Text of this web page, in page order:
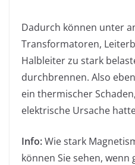
Dadurch können unter
Transformatoren,
Halbleiter zu stark
durchbrennen. Also
ein thermischer
elektrische Ursache
Info:Wie stark
können Sie sehen,